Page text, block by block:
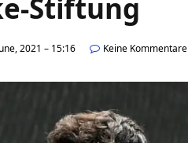
Stiftung
2021 – 15:16 Keine Kommentare